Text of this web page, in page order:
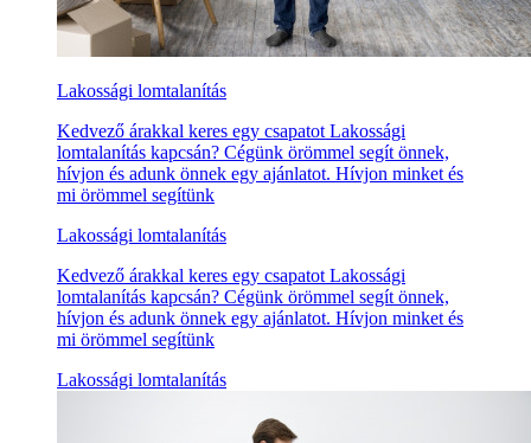
Lakossági lomtalanítás
Kedvező árakkal keres egy csapatot Lakossági
lomtalanítás kapcsán? Cégünk örömmel segít önnek,
hívjon és adunk önnek egy ajánlatot. Hívjon minket és
mi örömmel segítünk
Lakossági lomtalanítás
Kedvező árakkal keres egy csapatot Lakossági
lomtalanítás kapcsán? Cégünk örömmel segít önnek,
hívjon és adunk önnek egy ajánlatot. Hívjon minket és
mi örömmel segítünk
Lakossági lomtalanítás